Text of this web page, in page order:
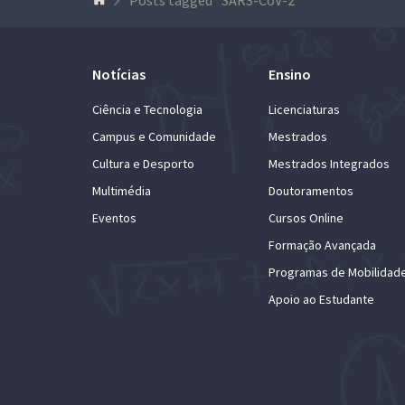
Notícias
Ciência e Tecnologia
Campus e Comunidade
Cultura e Desporto
Multimédia
Eventos
Ensino
Licenciaturas
Mestrados
Mestrados Integrados
Doutoramentos
Cursos Online
Formação Avançada
Programas de
Apoio ao Estudante